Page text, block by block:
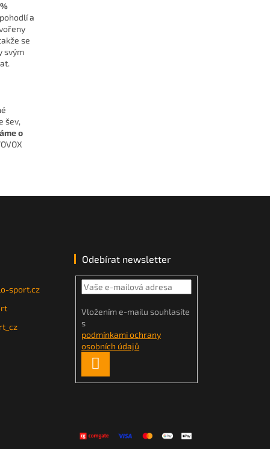
a
se
svým
šev,
o
sport.cz
Odebírat newsletter
Vložením e-mailu souhlasíte
s
podmínkami ochrany
osobních údajů
SE